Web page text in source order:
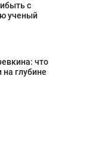
с
ученый
что
глубине